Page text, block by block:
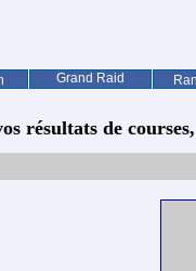
Grand Raid
résultats de